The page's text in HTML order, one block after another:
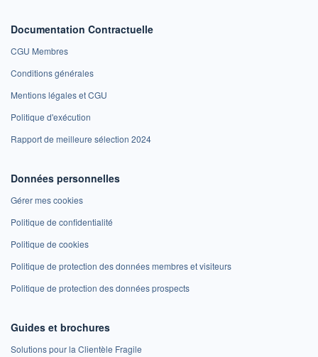
Documentation Contractuelle
CGU Membres
Conditions générales
Mentions légales et CGU
Politique d'exécution
Rapport de meilleure sélection 2024
Données personnelles
Gérer mes cookies
Politique de confidentialité
Politique de cookies
Politique de protection des données membres et visiteurs
Politique de protection des données prospects
Guides et brochures
Solutions pour la Clientèle Fragile